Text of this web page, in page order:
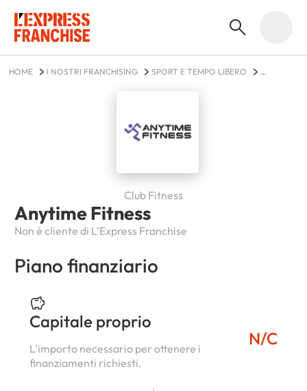
HOME I NOSTRI FRANCHISING
SPORT E TEMPO LIBERO
Anytime Fitness
Non é cliente di L'Express Franchise
Club Fitness
Piano finanziario
Capitale proprio
L'importo necessario per ottenere i
finanziamenti richiesti.
N/C